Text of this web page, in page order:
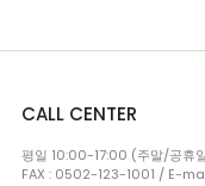
CALL CENTER
평일 10:00-17:00 (주말/공휴
FAX : 0502-123-1001 / E-